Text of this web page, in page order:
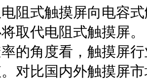
阻式触摸屏向电容
取代电阻式触摸屏。
的角度看，触摸屏
对比国内外触摸屏